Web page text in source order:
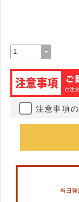
注意事項
当日発